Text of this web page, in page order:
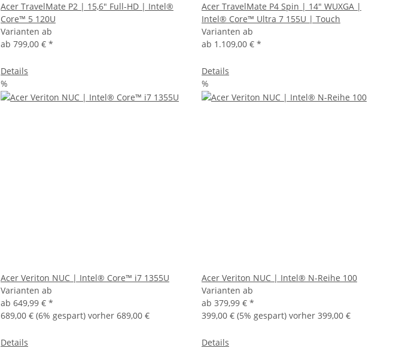
Acer TravelMate P2 | 15,6" Full-HD | Intel®
Core™ 5 120U
Varianten ab
ab 799,00 € *
Details
Acer TravelMate P4 Spin | 14" WUXGA |
Intel® Core™ Ultra 7 155U | Touch
Varianten ab
ab 1.109,00 € *
Details
%
Acer Veriton NUC | Intel® Core™ i7 1355U
Varianten ab
ab 649,99 € *
689,00 € (6% gespart) vorher 689,00 €
Details
%
Acer Veriton NUC | Intel® N-Reihe 100
Varianten ab
ab 379,99 € *
399,00 € (5% gespart) vorher 399,00 €
Details